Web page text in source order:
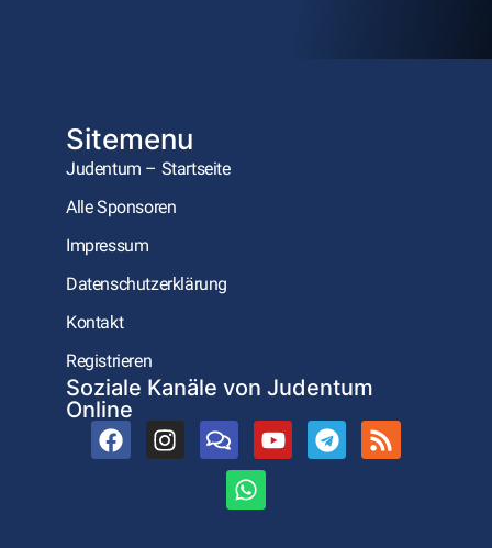
Sitemenu
Judentum – Startseite
Alle Sponsoren
Impressum
Datenschutzerklärung
Kontakt
Registrieren
Soziale Kanäle von Judentum
Online